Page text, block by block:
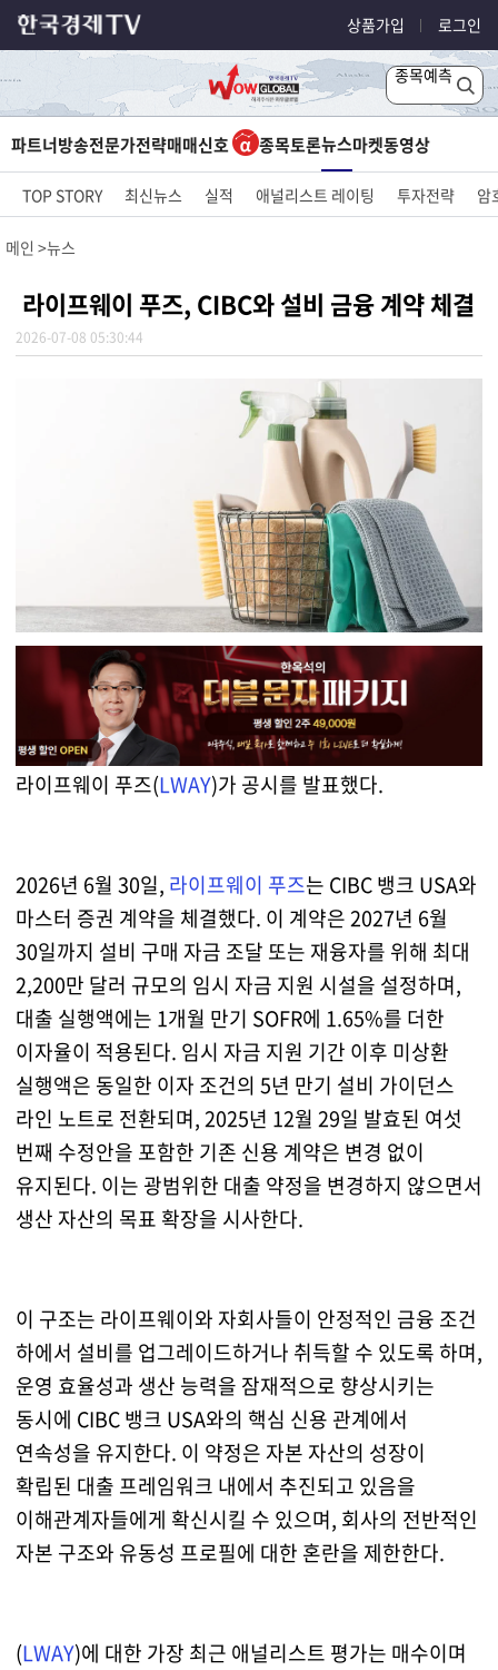
상품가입 로그인
종목예측
파트너방송전문가전략매매신호 종목토론뉴스마켓동영상
TOP STORY 최신뉴스 실적 애널리스트 레이팅 투자전략 암
메인 뉴스
라이프웨이 푸즈, CIBC와 설비 금융 계약 체결
2026-07-08 05:30:44
라이프웨이 푸즈(LWAY)가 공시를 발표했다.
2026년 6월 30일, 라이프웨이 푸즈는 CIBC 뱅크 USA와
마스터 증권 계약을 체결했다. 이 계약은 2027년 6월
30일까지 설비 구매 자금 조달 또는 재융자를 위해 최대
2,200만 달러 규모의 임시 자금 지원 시설을 설정하며,
대출 실행액에는 1개월 만기 SOFR에 1.65%를 더한
이자율이 적용된다. 임시 자금 지원 기간 이후 미상환
실행액은 동일한 이자 조건의 5년 만기 설비 가이던스
라인 노트로 전환되며, 2025년 12월 29일 발효된 여섯
번째 수정안을 포함한 기존 신용 계약은 변경 없이
유지된다. 이는 광범위한 대출 약정을 변경하지 않으면서
생산 자산의 목표 확장을 시사한다.
이 구조는 라이프웨이와 자회사들이 안정적인 금융 조건
하에서 설비를 업그레이드하거나 취득할 수 있도록 하며,
운영 효율성과 생산 능력을 잠재적으로 향상시키는
동시에 CIBC 뱅크 USA와의 핵심 신용 관계에서
연속성을 유지한다. 이 약정은 자본 자산의 성장이
확립된 대출 프레임워크 내에서 추진되고 있음을
이해관계자들에게 확신시킬 수 있으며, 회사의 전반적인
자본 구조와 유동성 프로필에 대한 혼란을 제한한다.
(LWAY)에 대한 가장 최근 애널리스트 평가는 매수이며